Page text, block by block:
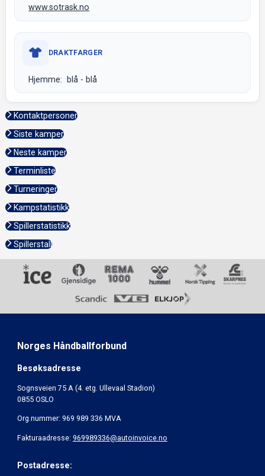
www.sotrask.no
DRAKTFARGER
Hjemme: blå - blå
Kontaktpersoner
Siste kamper
Neste kamper
Terminliste
Turneringer
Kampstatistikk
Spillerstatistikk
Spillerstall
Norges Håndballforbund
Besøksadresse
Sognsveien 75 A (4. etg. Ullevaal Stadion)
0855 OSLO
Org.nummer: 969 989 336 MVA
Fakturaadresse: 969989336@autoinvoice.no
Postadresse: